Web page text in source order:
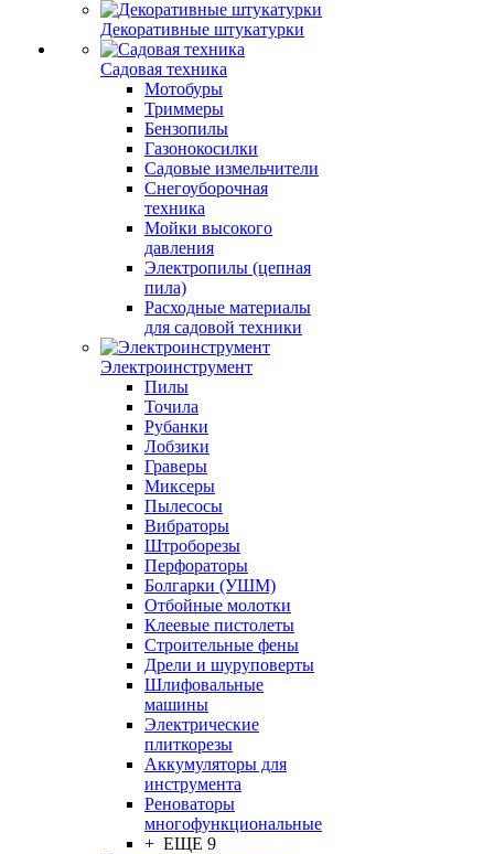
Декоративные штукатурки
Садовая техника
Мотобуры
Триммеры
Бензопилы
Газонокосилки
Садовые измельчители
Снегоуборочная
техника
Мойки высокого
давления
Электропилы (цепная
пила)
Расходные материалы
для садовой техники
Электроинструмент
Пилы
Точила
Рубанки
Лобзики
Граверы
Миксеры
Пылесосы
Вибраторы
Штроборезы
Перфораторы
Болгарки (УШМ)
Отбойные молотки
Клеевые пистолеты
Строительные фены
Дрели и шуруповерты
Шлифовальные
машины
Электрические
плиткорезы
Аккумуляторы для
инструмента
Реноваторы
многофункциональные
+ ЕЩЕ 9